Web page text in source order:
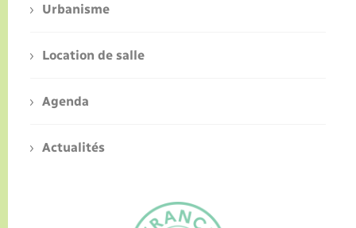
Urbanisme
Location de salle
Agenda
Actualités